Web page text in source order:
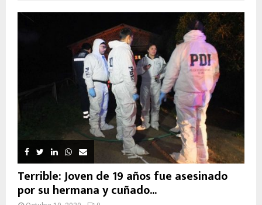
Terrible: Joven de 19 años fue asesinado
por su hermana y cuñado...